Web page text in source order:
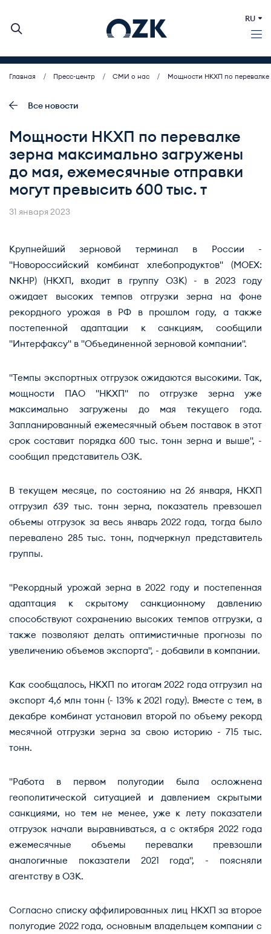
ИНВЕСТОРАМ
МСП (ЗАКУПКИ)
ПРЕСС-ЦЕНТР
КОНТАКТЫ
RU
Главная Пресс-центр СМИ о нас Мощности НКХП по перевалке
Все новости
Мощности НКХП по перевалке
зерна максимально загружены
до мая, ежемесячные отправки
могут превысить 600 тыс. т
31 января 2023
Крупнейший зерновой терминал в России -
"Новороссийский комбинат хлебопродуктов" (MOEX:
NKHP) (НКХП, входит в группу ОЗК) - в 2023 году
ожидает высоких темпов отгрузки зерна на фоне
рекордного урожая в РФ в прошлом году, а также
постепенной адаптации к санкциям, сообщили
"Интерфаксу" в "Объединенной зерновой компании".
"Темпы экспортных отгрузок ожидаются высокими. Так,
мощности ПАО "НКХП" по отгрузке зерна уже
максимально загружены до мая текущего года.
Запланированный ежемесячный объем поставок в этот
срок составит порядка 600 тыс. тонн зерна и выше", -
сообщил представитель ОЗК.
В текущем месяце, по состоянию на 26 января, НКХП
отгрузил 639 тыс. тонн зерна, показатель превзошел
объемы отгрузок за весь январь 2022 года, тогда было
перевалено 285 тыс. тонн, подчеркнул представитель
группы.
"Рекордный урожай зерна в 2022 году и постепенная
адаптация к скрытому санкционному давлению
способствуют сохранению высоких темпов отгрузки, а
также позволяют делать оптимистичные прогнозы по
увеличению объемов экспорта", - добавили в компании.
Как сообщалось, НКХП по итогам 2022 года отгрузил на
экспорт 4,6 млн тонн (- 13% к 2021 году). Вместе с тем, в
декабре комбинат установил второй по объему рекорд
месячной отгрузки зерна за свою историю - 715 тыс.
тонн.
"Работа в первом полугодии была осложнена
геополитической ситуацией и давлением скрытыми
санкциями, но тем не менее, уже к лету показатели
отгрузок начали выравниваться, а с октября 2022 года
ежемесячные объемы перевалки превзошли
аналогичные показатели 2021 года", - поясняли
агентству в ОЗК.
Согласно списку аффилированных лиц НКХП за второе
полугодие 2022 года, основным владельцем компании с